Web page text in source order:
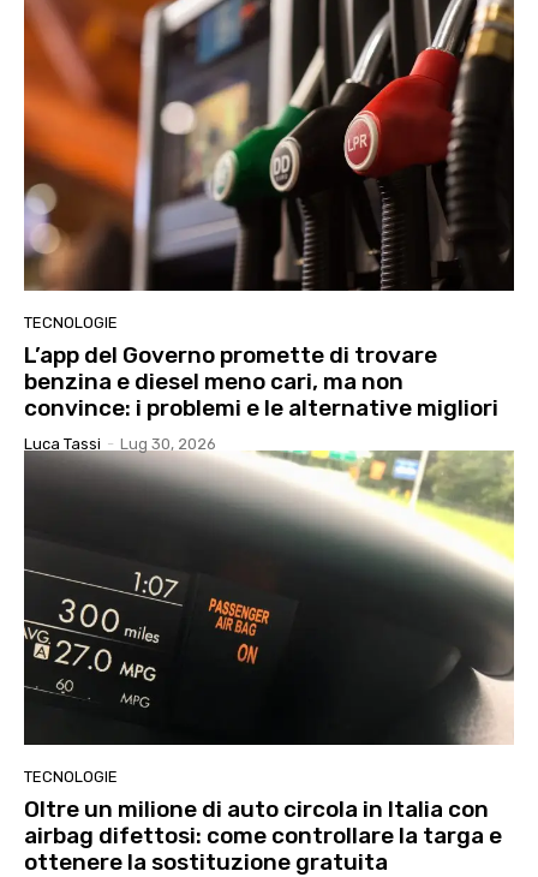
TECNOLOGIE
L’app del Governo promette di trovare
benzina e diesel meno cari, ma non
convince: i problemi e le alternative migliori
Luca Tassi - Lug 30, 2026
TECNOLOGIE
Oltre un milione di auto circola in Italia con
airbag difettosi: come controllare la targa e
ottenere la sostituzione gratuita